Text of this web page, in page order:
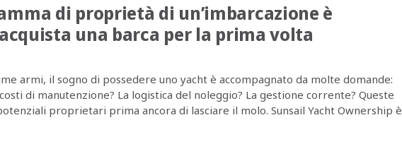
di proprietà di un’imbarcazione è
una barca per la prima volta
armi, il sogno di possedere uno yacht è accompagnato da molte domande:
di manutenzione? La logistica del noleggio? La gestione corrente? Queste
proprietari prima ancora di lasciare il molo. Sunsail Yacht Ownership è